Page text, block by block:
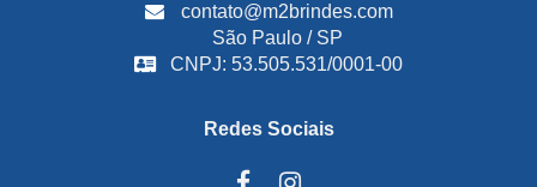
contato@m2brindes.com
São Paulo / SP
CNPJ: 53.505.531/0001-00
Redes Sociais